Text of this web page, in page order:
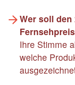
Wer soll den
Ihre Stimme
welche